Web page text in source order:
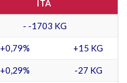
ITA
- -1703 KG
+0,79% +15 KG
+0,29% -27 KG